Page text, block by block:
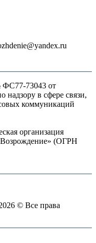
73043 от
надзору в сфере связи,
коммуникаций
организация
(ОГРН
© Все права